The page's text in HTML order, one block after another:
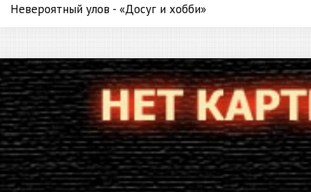
Невероятный улов - «Досуг и хобби»